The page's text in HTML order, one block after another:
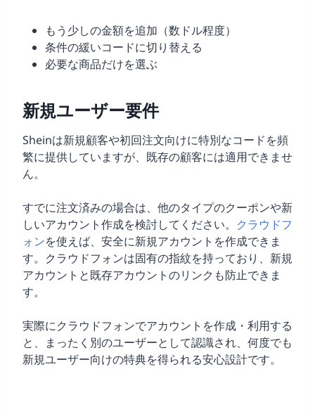
もう少しの金額を追加（数ドル程度）
条件の緩いコードに切り替える
必要な商品だけを選ぶ
新規ユーザー要件
Sheinは新規顧客や初回注文向けに特別なコードを頻
繁に提供していますが、既存の顧客には適用できませ
ん。
すでに注文済みの場合は、他のタイプのクーポンや新
しいアカウント作成を検討してください。 クラウドフ
ォンを使えば、安全に新規アカウントを作成できま
す。クラウドフォンは固有の指紋を持っており、新規
アカウントと既存アカウントのリンクも防止できま
す。
実際にクラウドフォンでアカウントを作成・利用する
と、まったく別のユーザーとして認識され、何度でも
新規ユーザー向けの特典を得られる安心設計です。